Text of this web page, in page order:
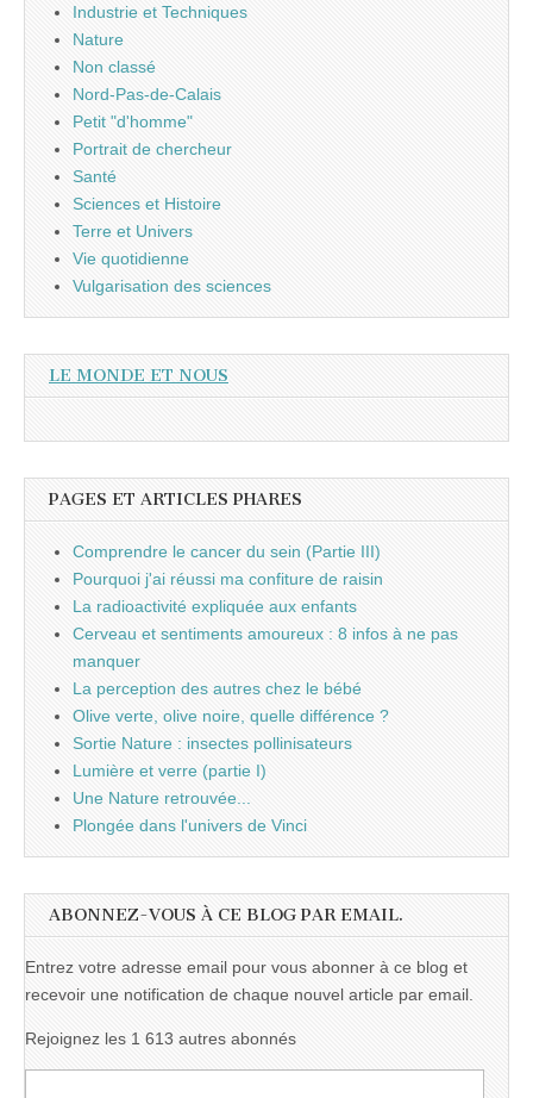
Industrie et Techniques
Nature
Non classé
Nord-Pas-de-Calais
Petit "d'homme"
Portrait de chercheur
Santé
Sciences et Histoire
Terre et Univers
Vie quotidienne
Vulgarisation des sciences
LE MONDE ET NOUS
PAGES ET ARTICLES PHARES
Comprendre le cancer du sein (Partie III)
Pourquoi j'ai réussi ma confiture de raisin
La radioactivité expliquée aux enfants
Cerveau et sentiments amoureux : 8 infos à ne pas
manquer
La perception des autres chez le bébé
Olive verte, olive noire, quelle différence ?
Sortie Nature : insectes pollinisateurs
Lumière et verre (partie I)
Une Nature retrouvée...
Plongée dans l'univers de Vinci
ABONNEZ-VOUS À CE BLOG PAR EMAIL.
Entrez votre adresse email pour vous abonner à ce blog et
recevoir une notification de chaque nouvel article par email.
Rejoignez les 1 613 autres abonnés